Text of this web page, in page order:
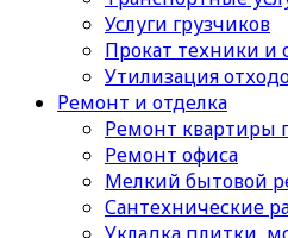
Услуги грузчиков
Прокат техники и
Утилизация
Ремонт и отделка
Ремонт квартиры
Ремонт офиса
Мелкий бытовой
Сантехнические